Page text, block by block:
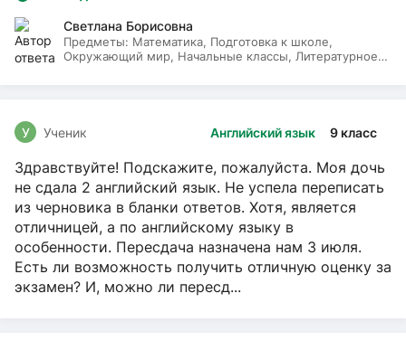
Светлана Борисовна
Предметы: Математика, Подготовка к школе,
Окружающий мир, Начальные классы, Литературное
Английский язык 9 класс
У Ученик
Здравствуйте! Подскажите, пожалуйста. Моя дочь
не сдала 2 английский язык. Не успела переписать
из черновика в бланки ответов. Хотя, является
отличницей, а по английскому языку в
особенности. Пересдача назначена нам 3 июля.
Есть ли возможность получить отличную оценку за
экзамен? И, можно ли пересд...